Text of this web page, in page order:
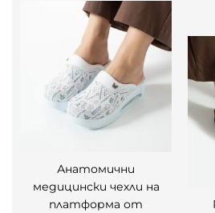
Анатомични
медицински чехли на
платформа от